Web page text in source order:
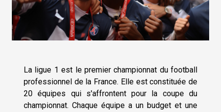
La ligue 1 est le premier championnat du football
professionnel de la France. Elle est constituée de
20 équipes qui s'affrontent pour la coupe du
championnat. Chaque équipe a un budget et une